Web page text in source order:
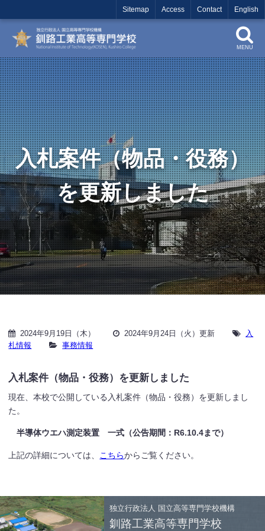
Sitemap Access Contact English
MENU
入札案件（物品・役務）
を更新しました
2024年9月19日（木） 2024年9月24日（火）更新
入
札情報
事務情報
入札案件（物品・役務）を更新しました
現在、本校で公開している入札案件（物品・役務）を更新しまし
た。
半導体ウエハ測定装置 一式（公告期間：R6.10.4まで）
上記の詳細については、 こちらからご覧ください。
独立行政法人 国立高等専門学校機構
釧路工業高等専門学校